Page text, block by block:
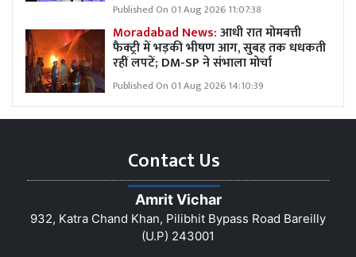
Published On 01 Aug 2026 11:07:38
Moradabad News:आधी रात मोमबत्ती
फैक्ट्री में भड़की भीषण आग, सुबह तक धधकती
रहीं लपटें; DM-SP ने संभाला मोर्चा
Published On 01 Aug 2026 14:10:39
Contact Us
Amrit Vichar
932, Katra Chand Khan, Pilibhit Bypass Road Bareilly
(U.P) 243001